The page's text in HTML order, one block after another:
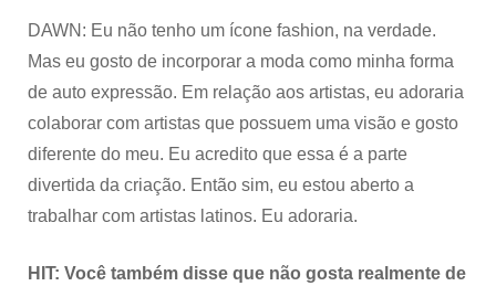
DAWN: Eu não tenho um ícone fashion, na verdade.
Mas eu gosto de incorporar a moda como minha forma
de auto expressão. Em relação aos artistas, eu adoraria
colaborar com artistas que possuem uma visão e gosto
diferente do meu. Eu acredito que essa é a parte
divertida da criação. Então sim, eu estou aberto a
trabalhar com artistas latinos. Eu adoraria.
HIT: Você também disse que não gosta realmente de